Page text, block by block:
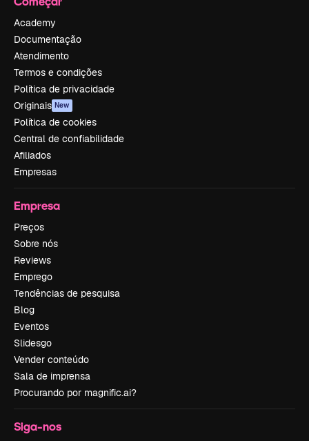
Academy
Documentação
Atendimento
Termos e condições
Política de privacidade
Originais New
Política de cookies
Central de confiabilidade
Afiliados
Empresas
Empresa
Preços
Sobre nós
Reviews
Emprego
Tendências de pesquisa
Blog
Eventos
Slidesgo
Vender conteúdo
Sala de imprensa
Procurando por magnific.ai?
Siga-nos